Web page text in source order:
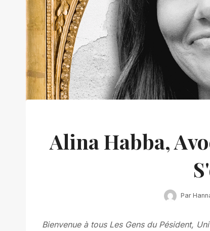
Alina Habba,
Par
Bienvenue à tous Les Gens du Pésident,